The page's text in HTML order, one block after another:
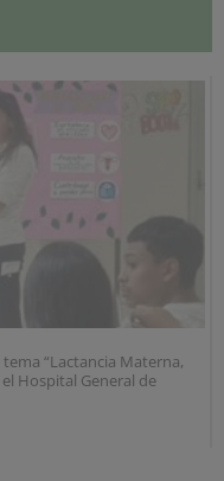
“Lactancia Materna,
Hospital General de